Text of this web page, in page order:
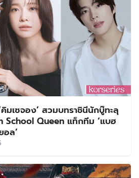
มเซจอง’ สวมบทราชินีนักบู๊ทะลุ
School Queen แท็กทีม ‘แบฮ
ล’